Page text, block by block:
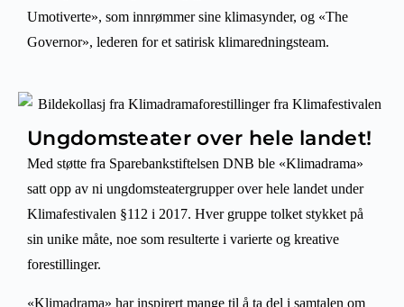
Umotiverte», som innrømmer sine klimasynder, og «The
Governor», lederen for et satirisk klimaredningsteam.
Ungdomsteater over hele landet!
Med støtte fra Sparebankstiftelsen DNB ble «Klimadrama»
satt opp av ni ungdomsteatergrupper over hele landet under
Klimafestivalen §112 i 2017. Hver gruppe tolket stykket på
sin unike måte, noe som resulterte i varierte og kreative
forestillinger.
«Klimadrama» har inspirert mange til å ta del i samtalen om